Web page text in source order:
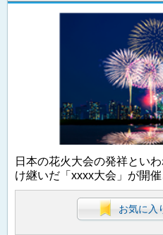
日本の花火大会の発祥とい
け継いだ「xxxx大会」が開催
お気に入